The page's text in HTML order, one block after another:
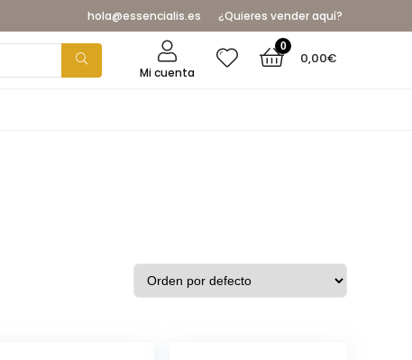
hola@essencialis.es ¿Quieres vender aquí?
Mi cuenta
0
0,00€